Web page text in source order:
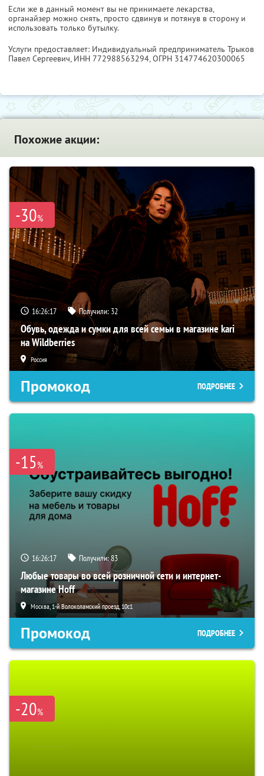
Если же в данный момент вы не принимаете лекарства,
органайзер можно снять, просто сдвинув и потянув в сторону и
использовать только бутылку.
Услуги предоставляет: Индивидуальный предприниматель Трыков
Павел Сергеевич, ИНН 772988563294, ОГРН 314774620300065
Похожие акции:
-30%
16:26:16 Получили: 32
Обувь, одежда и сумки для всей семьи в магазине kari
на Wildberries
Россия
Промокод ПОДРОБНЕЕ
-15%
16:26:16 Получили:83
Любые товары во всей розничной сети и интернет-
магазине Hoff
Москва, 1-й Волоколамский проезд, 10с1
Промокод ПОДРОБНЕЕ
-20%